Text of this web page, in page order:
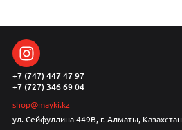
+7 (747) 447 47 97
+7 (727) 346 69 04
shop@mayki.kz
ул. Сейфуллина 449В, г. Алматы, Казахстан